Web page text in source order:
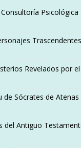
Psicológica
Trascendentes
Revelados por
de Sócrates de Atenas
del Antiguo